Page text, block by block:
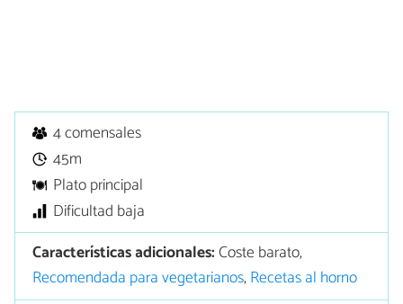
4 comensales
45m
Plato principal
Dificultad baja
Características adicionales:Coste barato,
Recomendada para vegetarianos,Recetas al horno